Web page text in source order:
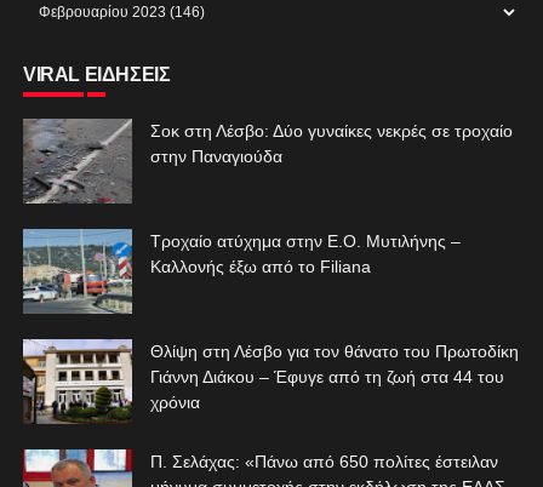
VIRAL ΕΙΔΗΣΕΙΣ
Σοκ στη Λέσβο: Δύο γυναίκες νεκρές σε τροχαίο
στην Παναγιούδα
Τροχαίο ατύχημα στην Ε.Ο. Μυτιλήνης –
Καλλονής έξω από το Filiana
Θλίψη στη Λέσβο για τον θάνατο του Πρωτοδίκη
Γιάννη Διάκου – Έφυγε από τη ζωή στα 44 του
χρόνια
Π. Σελάχας: «Πάνω από 650 πολίτες έστειλαν